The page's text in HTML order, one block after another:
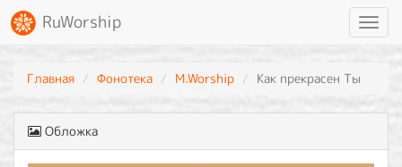
RuWorship
Главная Фонотека M.Worship Как прекрасен Ты
Обложка